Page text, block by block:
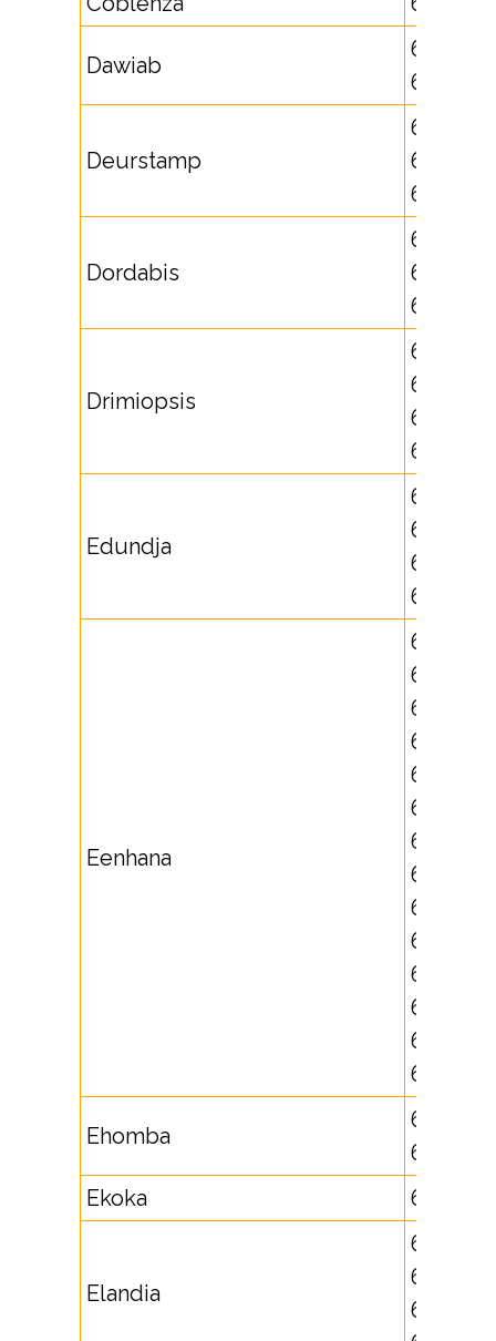
Dawiab
631713,
632803
Deurstamp
631714,
632264,
632812
Dordabis
62573,
625818,
625819
Drimiopsis
621734,
625680,
625681,
625805
Edundja
651703,
651704,
652681,
652682
Eenhana
65290,
651705,
651706,
652630,
652631,
652632,
652633,
652634,
652635,
652636,
652640,
652641,
652642,
652643
Ehomba
651707,
652740
Ekoka
652886
Elandia
621735,
625715,
625716,